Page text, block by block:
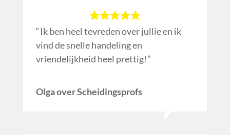
Ik ben heel tevreden over jullie en ik
vind de snelle handeling en
vriendelijkheid heel prettig!
Olga over Scheidingsprofs